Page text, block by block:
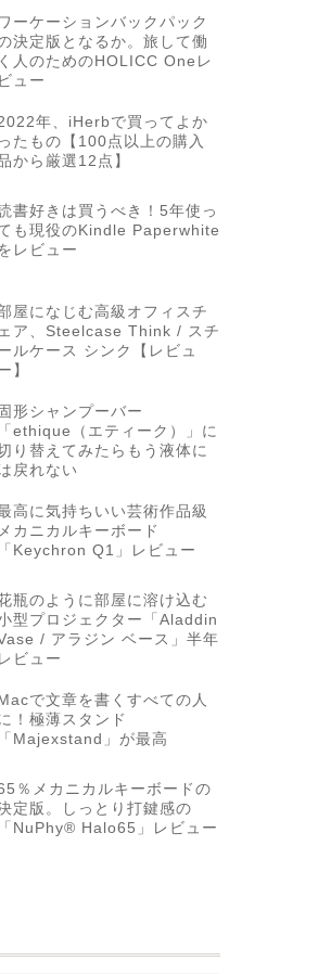
ワーケーションバックパック
決定版となるか。旅して働
く人のためのHOLICC Oneレ
ビュー
年、iHerbで買ってよか
ったもの【100点以上の購入
から厳選12点】
書好きは買うべき！5年使っ
も現役のKindle Paperwhite
レビュー
屋になじむ高級オフィスチ
ェア、Steelcase Think / スチ
ルケース シンク【レビュ
】
固形シャンプーバー
「ethique（エティーク）」に
り替えてみたらもう液体に
戻れない
高に気持ちいい芸術作品級
メカニカルキーボード
「Keychron Q1」レビュー
瓶のように部屋に溶け込む
型プロジェクター「Aladdin
/ アラジン ベース」半年
レビュー
Macで文章を書くすべての人
！極薄スタンド
「Majexstand」が最高
％メカニカルキーボードの
定版。しっとり打鍵感の
「NuPhy® Halo65」レビュー